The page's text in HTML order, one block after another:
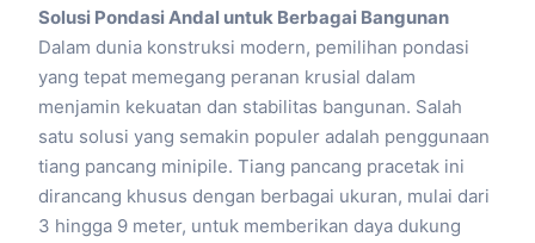
Solusi Pondasi Andal untuk Berbagai Bangunan
Dalam dunia konstruksi modern, pemilihan pondasi
yang tepat memegang peranan krusial dalam
menjamin kekuatan dan stabilitas bangunan. Salah
satu solusi yang semakin populer adalah penggunaan
tiang pancang minipile. Tiang pancang pracetak ini
dirancang khusus dengan berbagai ukuran, mulai dari
3 hingga 9 meter, untuk memberikan daya dukung